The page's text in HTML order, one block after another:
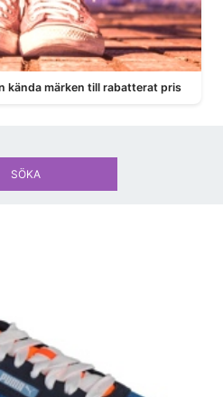
kända märken till rabatterat pris
SÖKA